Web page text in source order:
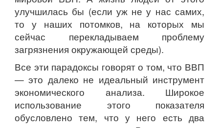
улучшилась бы (если уж не у нас самих,
то у наших потомков, на которых мы
сейчас перекладываем проблему
загрязнения окружающей среды).
Все эти парадоксы говорят о том, что ВВП
— это далеко не идеальный инструмент
экономического анализа. Широкое
использование этого показателя
обусловлено тем, что у него есть два